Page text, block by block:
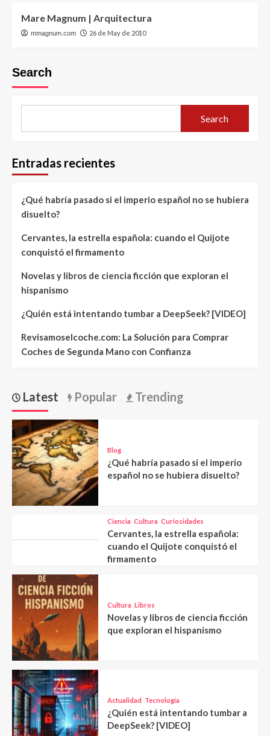
Mare Magnum | Arquitectura
mmagnum.com 26 de May de 2010
Search
Search
Entradas recientes
¿Qué habría pasado si el imperio español no se hubiera
disuelto?
Cervantes, la estrella española: cuando el Quijote
conquistó el firmamento
Novelas y libros de ciencia ficción que exploran el
hispanismo
¿Quién está intentando tumbar a DeepSeek? [VIDEO]
Revisamoselcoche.com: La Solución para Comprar
Coches de Segunda Mano con Confianza
Latest Popular Trending
Blog
¿Qué habría pasado si el imperio
español no se hubiera disuelto?
Ciencia Cultura Curiosidades
Cervantes, la estrella española:
cuando el Quijote conquistó el
firmamento
Cultura Libros
Novelas y libros de ciencia ficción
que exploran el hispanismo
Actualidad Tecnología
¿Quién está intentando tumbar a
DeepSeek? [VIDEO]